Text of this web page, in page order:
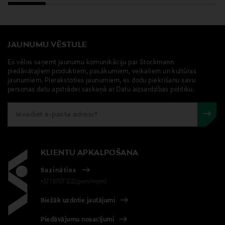
(Fragrance), Limonene [2], Tocopherol, Ascorbyl
Seed Oil [1], Simmondsia Chinensis (Jojoba) Seed Oil
[1], Citral [2], Linalool [2], Geraniol [2], Daucus Carota
(Rosemary) Leaf Extract [1]1 Kontrolloidusta
luomuviljelystä2 Luonnollisista eteerisistä öljyistä
VĀCIJA
H07604
Ražotājs
Miraz Trading Oy
JAUNUMU VĒSTULE
Es vēlos saņemt jaunumu komunikāciju par Stockmann
piedāvātajiem produktiem, pasākumiem, veikaliem un kultūras
jaunumiem. Pierakstoties jaunumiem, es dodu piekrišanu savu
personas datu apstrādei saskaņā ar Datu aizsardzības politiku.
KLIENTU APKALPOŠANA
Sazināties
+371 67071222(pvm/mpm)
Biežāk uzdotie jautājumi
Piedāvājumu nosacījumi